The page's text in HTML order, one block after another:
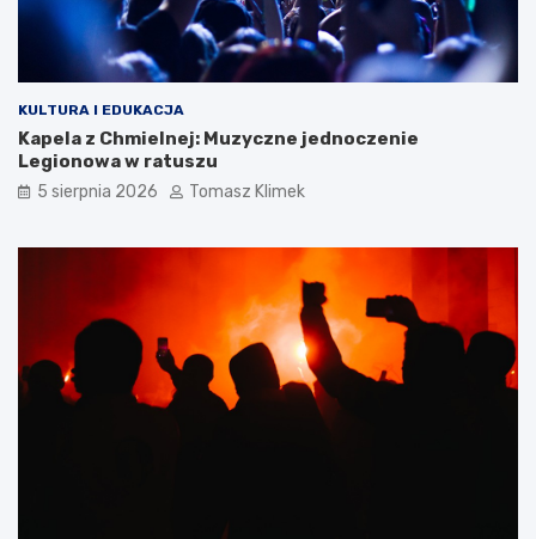
KULTURA I EDUKACJA
Kapela z Chmielnej: Muzyczne jednoczenie
Legionowa w ratuszu
5 sierpnia 2026 Tomasz Klimek